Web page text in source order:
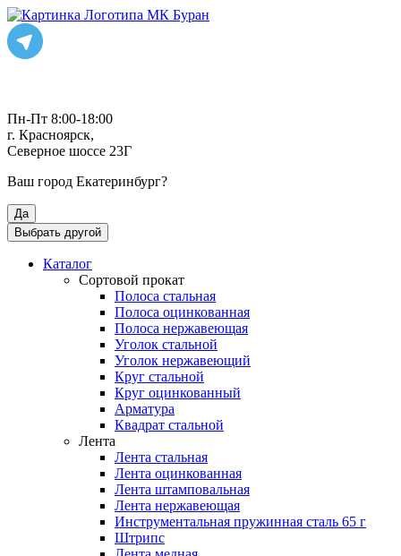
Пн-Пт 8:00-18:00
г. Красноярск,
Северное шоссе 23Г
Ваш город Екатеринбург?
Да
Выбрать другой
Каталог
Сортовой прокат
Полоса стальная
Полоса оцинкованная
Полоса нержавеющая
Уголок стальной
Уголок нержавеющий
Круг стальной
Круг оцинкованный
Арматура
Квадрат стальной
Лента
Лента стальная
Лента оцинкованная
Лента штамповальная
Лента нержавеющая
Инструментальная пружинная сталь 65 г
Штрипс